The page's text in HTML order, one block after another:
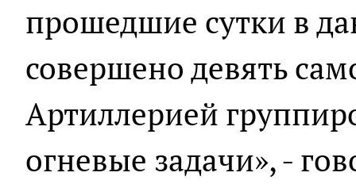
прошедшие сутки в
совершено девять
Артиллерией
огневые задачи», -